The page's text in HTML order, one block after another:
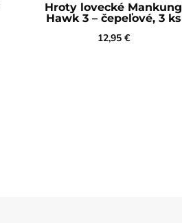
Hroty lovecké Mankung
Hawk 3 – čepeľové, 3 ks
12,95 €